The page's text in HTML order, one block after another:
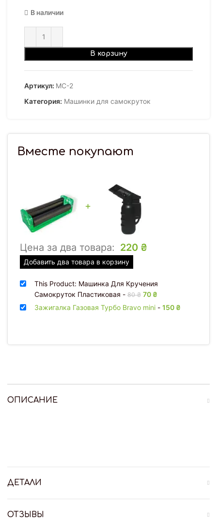
В наличии
В корзину
Артикул: МС-2
Категория: Машинки для самокруток
ОПИСАНИЕ
ДЕТАЛИ
ОТЗЫВЫ
Вместе покупают
+
Цена за два товара: 220 ₴
Добавить два товара в корзину
This Product: Машинка Для Кручения
Самокруток Пластиковая - 80₴ Первоначальная
цена
70 ₴
цена: 70 ₴.
Зажигалка Газовая Турбо Bravo mini - 150 ₴